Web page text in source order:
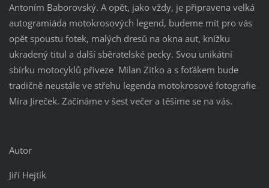
Antoním Baborovský. A opět, jako vždy, je připravena velká
autogramiáda motokrosových legend, budeme mít pro vás
opět spoustu fotek, malých dresů na okna aut, knížku
ukradený titul a další sběratelské pecky. Svou unikátní
sbírku motocyklů přiveze Milan Zitko a s foťákem bude
tradičně neustále ve střehu legenda motokrosové fotografie
Míra Jireček. Začínáme v šest večer a těšíme se na vás.
Autor
Jiří Hejtík